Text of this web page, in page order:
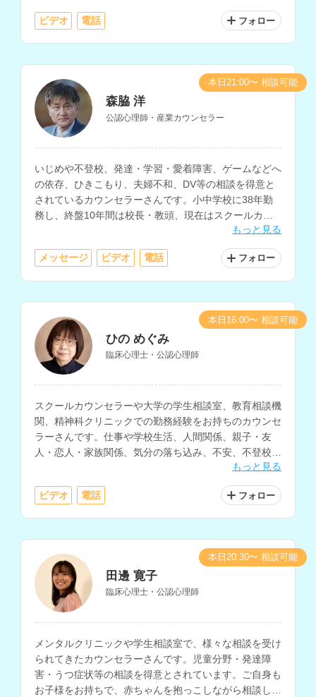
ビデオ
電話 フォロー
森脇 洋
公認心理師・産業カウンセラー
いじめや不登校、発達・学習・愛着障害、ゲームなどへ
の依存、ひきこもり、夫婦不和、DV等の相談を得意と
されているカウンセラーさんです。小中学校に38年勤
務し、終盤10年間は校長・教頭、現在はスクールカウ
ンセラーとして、生徒や保護者の相談に対応されていま
もっと見る
メッセージ ビデオ 電話 フォロー
本日21:00〜 相談可能
ひの めぐみ
臨床心理士・公認心理師
スクールカウンセラーや大学の学生相談室、教育相談機
関、精神科クリニックでの勤務経験をお持ちのカウンセ
ラーさんです。仕事や学校生活、人間関係、親子・友
人・恋人・家族関係、気分の落ち込み、不安、不登校、
発達障害、性格、人生についての相談などに対応されて
います。
もっと見る
ビデオ 電話 フォロー
本日16:00〜 相談可能
田邊 寛子
臨床心理士・公認心理師
メンタルクリニックや学生相談室で、様々な相談を受け
られてきたカウンセラーさんです。児童分野・発達障
害・うつ症状等の相談を得意とされています。ご自身も
お子様をお持ちで、赤ちゃんを抱っこしながら相談した
本日20:30〜 相談可能